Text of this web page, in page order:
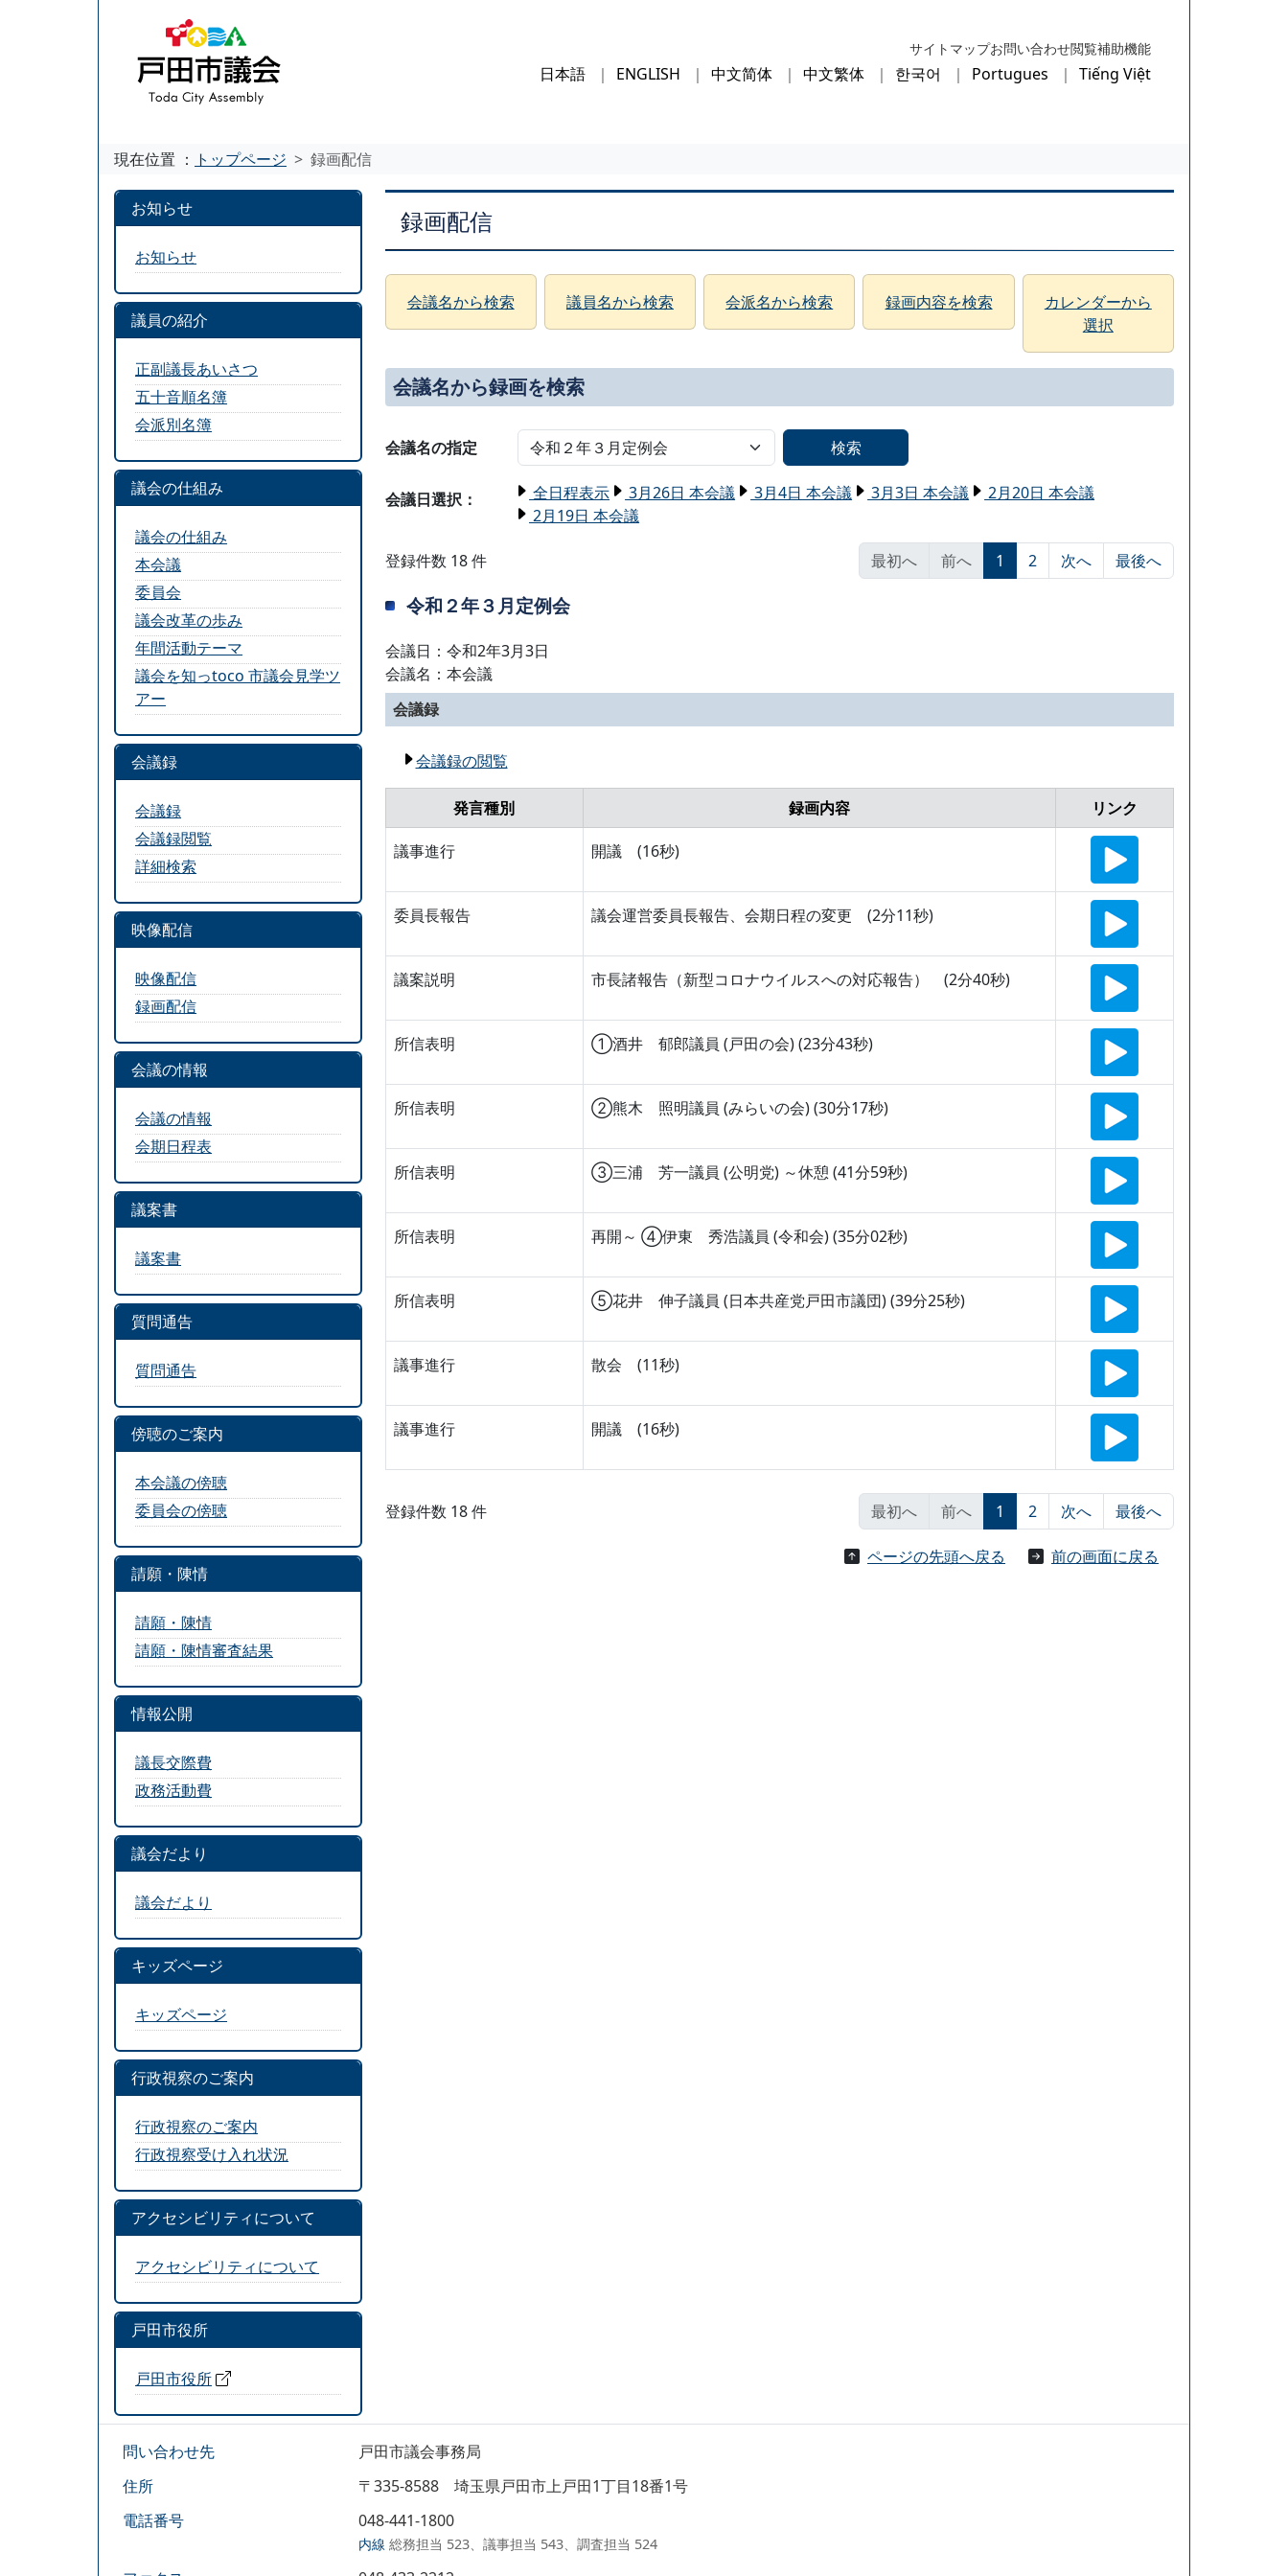
サイトマップお問い合わせ閲覧補助機能
日本語 ENGLISH 中文简体 中文繁体 한국어 Portugues Tiếng Việt
現在位置 ： トップページ 録画配信
録画配信
会議名から検索 議員名から検索 会派名から検索 録画内容を検索
カレンダーから
選択
会議名から録画を検索
会議名の指定 検索
会議日選択： 全日程表示 3月26日 本会議 3月4日 本会議 3月3日 本会議
2月20日 本会議
2月19日 本会議
登録件数 18 件 最初へ 前へ 1 2 次へ 最後へ
令和２年３月定例会
会議日：令和2年3月3日
会議名：本会議
会議録
会議録の閲覧
発言種別 録画内容 リンク
議事進行 開議 (16秒)
委員長報告 議会運営委員長報告、会期日程の変更 (2分11秒)
議案説明 市長諸報告（新型コロナウイルスへの対応報告） (2分40秒)
所信表明 ①酒井 郁郎議員 (戸田の会) (23分43秒)
所信表明 ②熊木 照明議員 (みらいの会) (30分17秒)
所信表明 ③三浦 芳一議員 (公明党) ～休憩 (41分59秒)
所信表明 再開～ ④伊東 秀浩議員 (令和会) (35分02秒)
所信表明 ⑤花井 伸子議員 (日本共産党戸田市議団) (39分25秒)
議事進行 散会 (11秒)
議事進行 開議 (16秒)
登録件数 18 件 最初へ 前へ 1 2 次へ 最後へ
ページの先頭へ戻る 前の画面に戻る
お知らせ
お知らせ
議員の紹介
正副議長あいさつ
五十音順名簿
会派別名簿
議会の仕組み
議会の仕組み
本会議
委員会
議会改革の歩み
年間活動テーマ
議会を知っtoco 市議会見学ツ
アー
会議録
会議録
会議録閲覧
詳細検索
映像配信
映像配信
録画配信
会議の情報
会議の情報
会期日程表
議案書
議案書
質問通告
質問通告
傍聴のご案内
本会議の傍聴
委員会の傍聴
請願・陳情
請願・陳情
請願・陳情審査結果
情報公開
議長交際費
政務活動費
議会だより
議会だより
キッズページ
キッズページ
行政視察のご案内
行政視察のご案内
行政視察受け入れ状況
アクセシビリティについて
アクセシビリティについて
戸田市役所
戸田市役所
問い合わせ先
戸田市議会事務局
住所
〒335-8588 埼玉県戸田市上戸田1丁目18番1号
電話番号
048-441-1800
内線 総務担当 523、議事担当 543、調査担当 524